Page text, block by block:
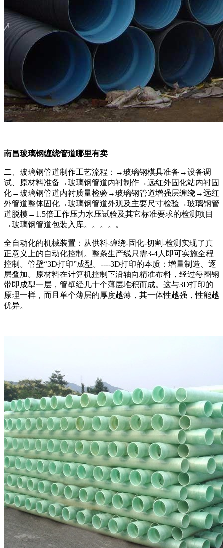
南昌玻璃钢缠绕管道哪里有卖
二、玻璃钢管道制作工艺流程：→玻璃钢模具准备→设备调
试、原材料准备→玻璃钢管道内衬制作→远红外固化站内衬固
化→玻璃钢管道内衬质量检验→玻璃钢管道增强层缠绕→远红
外管道整体固化→玻璃钢管道外观及主要尺寸检验→玻璃钢管
道脱模→1.5倍工作压力水压试验及其它标准要求的检测项目
→玻璃钢管道包装入库。。。。。
全自动化的机械装置：从供料-缠绕-固化-切割-检测实现了真
正意义上的自动化控制。整条生产线只需3-4人即可实施全程
控制。管壁“3D打印”成型。----3D打印的本质：增量制造、逐
层叠加。原材料在计算机控制下沿轴向精准布料，经过每圈钢
带即成型一层，管壁经几十个薄层堆积而成。这与3D打印的
原理一样，而且单个薄层的厚度越薄，其一体性越强，性能越
优异。